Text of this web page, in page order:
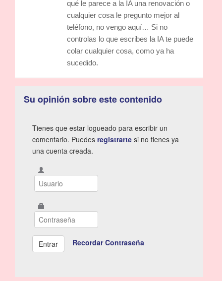
qué le parece a la IA una renovación o
cualquier cosa le pregunto mejor al
teléfono, no vengo aquí… Si no
controlas lo que escribes la IA te puede
colar cualquier cosa, como ya ha
sucedido.
Su opinión sobre este contenido
Tienes que estar logueado para escribir un
comentario. Puedes registrarte si no tienes ya
una cuenta creada.
Recordar Contraseña